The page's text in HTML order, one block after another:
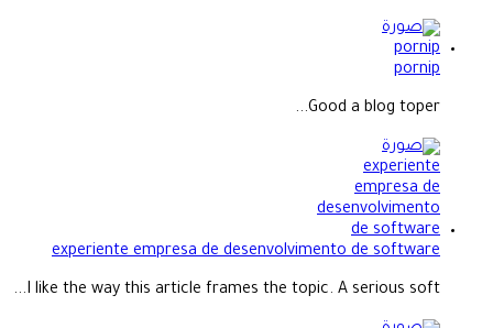
pornip
Good a blog toper...
experiente empresa de desenvolvimento de software
I like the way this article frames the topic. A serious soft...